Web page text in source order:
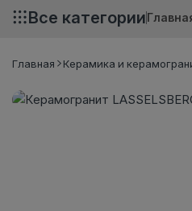
Все категории
Главная Керамика и